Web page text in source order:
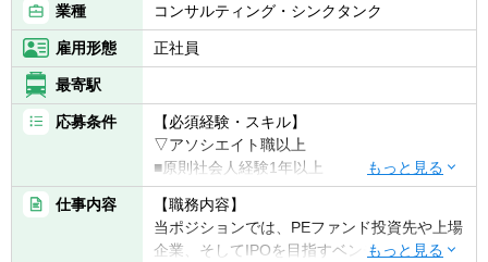
担当。経験豊富な経営陣や専門家と連携し、
若手でも多様な業務に挑戦可能です。
業種 コンサルティング・シンクタンク
雇用形態 正社員
最寄駅
応募条件
【必須経験・スキル】
▽アソシエイト職以上
■原則社会人経験1年以上
■コンサルティング業務への興味・関心
■一緒に会社を創っていくことに対する興
味・関心
仕事内容
【職務内容】
当ポジションでは、PEファンド投資先や上場
企業、そしてIPOを目指すベンチャーに対し